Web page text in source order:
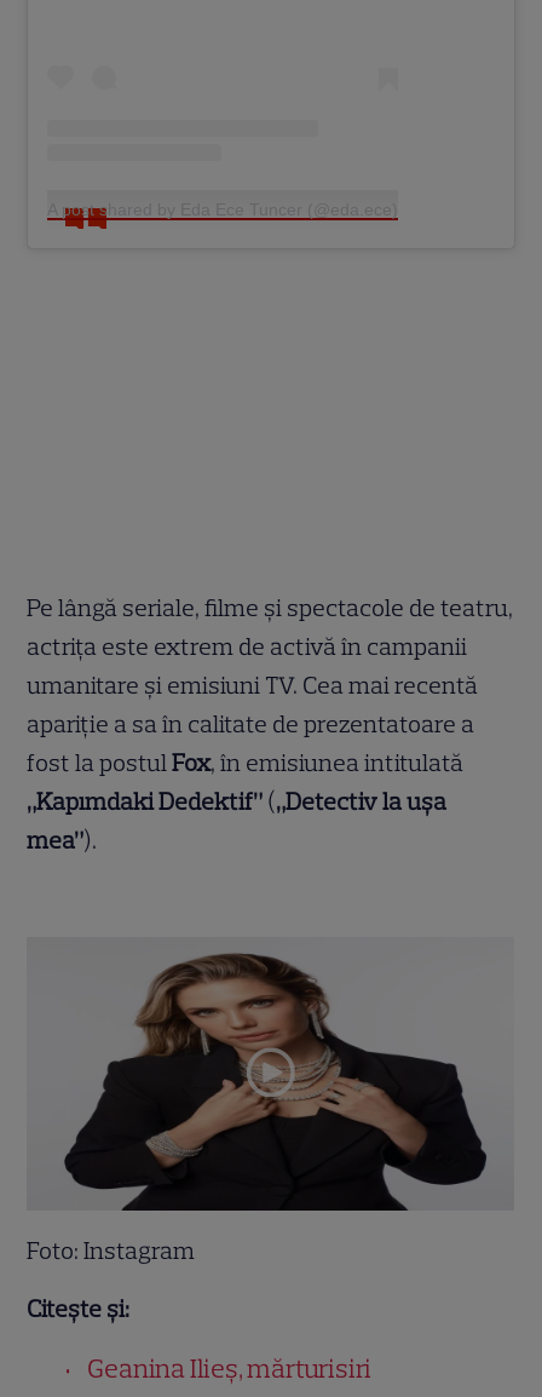
A post shared by Eda Ece Tuncer (@eda.ece)
Pe lângă seriale, filme și spectacole de teatru,
actrița este extrem de activă în campanii
umanitare și emisiuni TV. Cea mai recentă
apariție a sa în calitate de prezentatoare a
fost la postulFox, în emisiunea intitulată
„Kapımdaki Dedektif” („Detectiv la ușa
mea”).
Foto: Instagram
Citește și:
Geanina Ilieș, mărturisiri